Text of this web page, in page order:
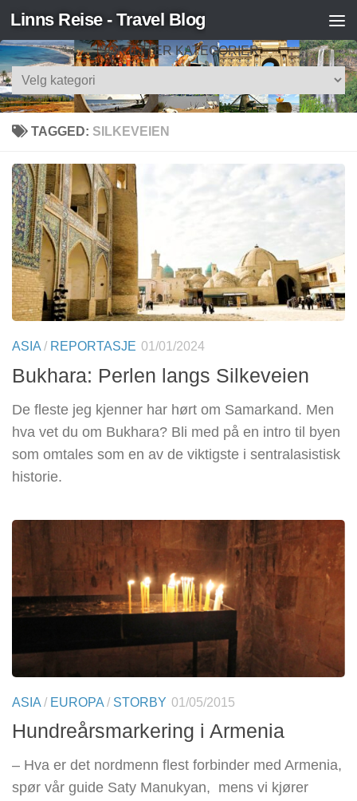
Skip to content
Linns Reise - Travel Blog
SØK ETTER KATEGORIER
Søk
etter
TAGGED: SILKEVEIEN
ASIA / REPORTASJE 01/01/2024
Bukhara: Perlen langs Silkeveien
De fleste jeg kjenner har hørt om Samarkand. Men
hva vet du om Bukhara? Bli med på en intro til byen
som omtales som en av de viktigste i sentralasistisk
historie.
ASIA / EUROPA / STORBY 01/05/2015
Hundreårsmarkering i Armenia
– Hva er det nordmenn flest forbinder med Armenia,
spør vår guide Saty Manukyan, mens vi kjører